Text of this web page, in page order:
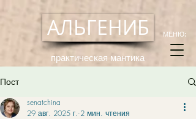
АЛЬГЕНИБ
практическая мантика
МЕНЮ:
Пост
senatchina
29 авг. 2025 г. 2 мин. чтения